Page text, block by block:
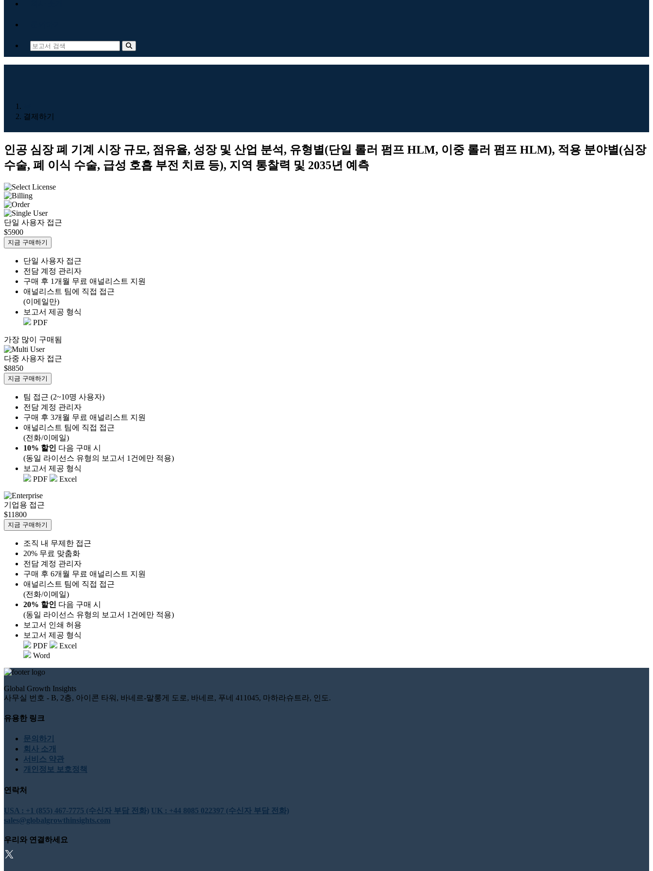
결제하기
인공 심장 폐 기계 시장 규모, 점유율, 성장 및 산업 분석, 유형별(단일 롤러 펌프 HLM, 이중 롤러 펌프 HLM), 적용 분야별(심장
수술, 폐 이식 수술, 급성 호흡 부전 치료 등), 지역 통찰력 및 2035년 예측
단일 사용자 접근
$5900
지금 구매하기
단일 사용자 접근
전담 계정 관리자
구매 후 1개월 무료 애널리스트 지원
애널리스트 팀에 직접 접근
(이메일만)
보고서 제공 형식
PDF
가장 많이 구매됨
다중 사용자 접근
$8850
지금 구매하기
팀 접근 (2~10명 사용자)
전담 계정 관리자
구매 후 3개월 무료 애널리스트 지원
애널리스트 팀에 직접 접근
(전화/이메일)
10% 할인 다음 구매 시
(동일 라이선스 유형의 보고서 1건에만 적용)
보고서 제공 형식
PDF
Excel
기업용 접근
$11800
지금 구매하기
조직 내 무제한 접근
20% 무료 맞춤화
전담 계정 관리자
구매 후 6개월 무료 애널리스트 지원
애널리스트 팀에 직접 접근
(전화/이메일)
20% 할인 다음 구매 시
(동일 라이선스 유형의 보고서 1건에만 적용)
보고서 인쇄 허용
보고서 제공 형식
PDF
Excel
Word
Global Growth Insights
사무실 번호 - B, 2층, 아이콘 타워, 바네르-말룽게 도로, 바네르, 푸네 411045, 마하라슈트라, 인도.
유용한 링크
문의하기
회사 소개
서비스 약관
개인정보 보호정책
연락처
USA : +1 (855) 467-7775 (수신자 부담 전화) UK : +44 8085 022397 (수신자 부담 전화)
sales@globalgrowthinsights.com
우리와 연결하세요